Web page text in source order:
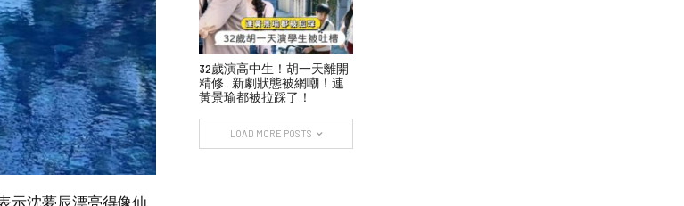
示沈夢辰漂亮得像仙
32歲演高中生！胡一天離開
精修…新劇狀態被網嘲！連
黃景瑜都被拉踩了！
LOAD MORE POSTS